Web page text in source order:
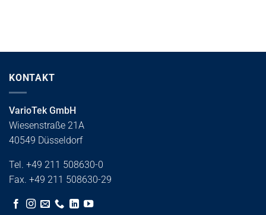
KONTAKT
VarioTek GmbH
Wiesenstraße 21A
40549 Düsseldorf
Tel. +49 211 508630-0
Fax. +49 211 508630-29